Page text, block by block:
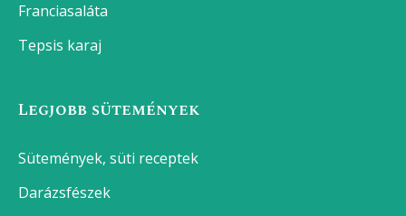
Franciasaláta
Tepsis karaj
Legjobb sütemények
Sütemények, süti receptek
Darázsfészek